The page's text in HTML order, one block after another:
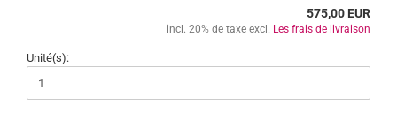
575,00 EUR
incl. 20% de taxe excl. Les frais de livraison
Unité(s):